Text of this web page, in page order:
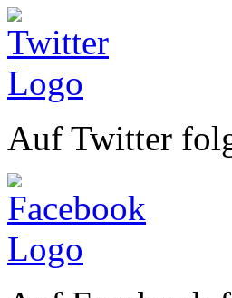
Auf Twitter